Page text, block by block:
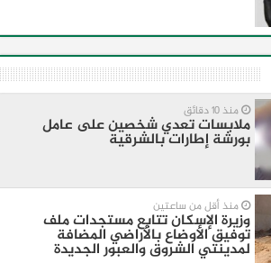
منذ 10 دقائق
ملابسات تعدي شخصين على عامل
بورشة إطارات بالشرقية
منذ أقل من ساعتين
وزيرة الإسكان تتابع مستجدات ملف
توفيق الأوضاع بالأراضي المضافة
لمدينتي الشروق والعبور الجديدة